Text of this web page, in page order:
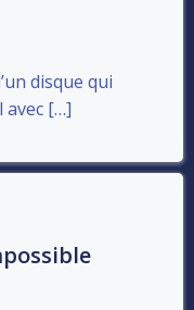
disque qui
avec […]